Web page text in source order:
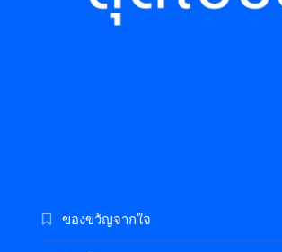
ของขวัญจากใจ